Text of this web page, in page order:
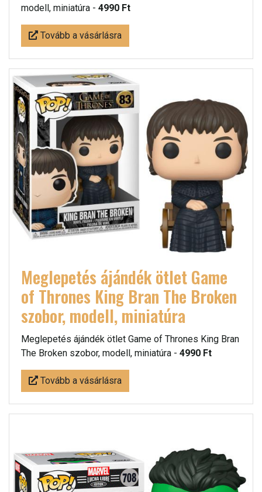
modell, miniatúra - 4990 Ft
Tovább a vásárlásra
Meglepetés ájándék ötlet Game
of Thrones King Bran The Broken
szobor, modell, miniatúra
Meglepetés ájándék ötlet Game of Thrones King Bran
The Broken szobor, modell, miniatúra - 4990 Ft
Tovább a vásárlásra